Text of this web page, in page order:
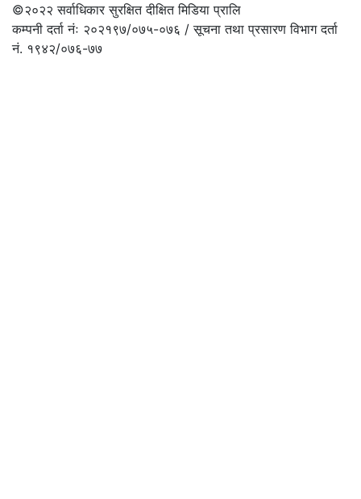
©२०२२सर्वाधिकार सुरक्षित दीक्षित मिडिया प्रालि
कम्पनी दर्ता नंः २०२१९७/०७५-०७६ / सूचना तथा प्रसारण विभाग दर्ता
नं. १९४२/०७६-७७